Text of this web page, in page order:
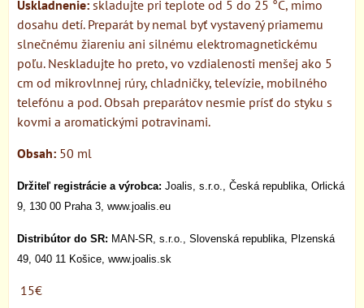
Uskladnenie: skladujte pri teplote od 5 do 25 °C, mimo
dosahu detí. Preparát by nemal byť vystavený priamemu
slnečnému žiareniu ani silnému elektromagnetickému
poľu. Neskladujte ho preto, vo vzdialenosti menšej ako 5
cm od mikrovlnnej rúry, chladničky, televízie, mobilného
telefónu a pod. Obsah preparátov nesmie prísť do styku s
kovmi a aromatickými potravinami.
Obsah: 50 ml
Držiteľ registrácie a výrobca: Joalis, s.r.o., Česká republika, Orlická
9, 130 00 Praha 3, www.joalis.eu
Distribútor do SR: MAN-SR, s.r.o., Slovenská republika, Plzenská
49, 040 11 Košice, www.joalis.sk
15€